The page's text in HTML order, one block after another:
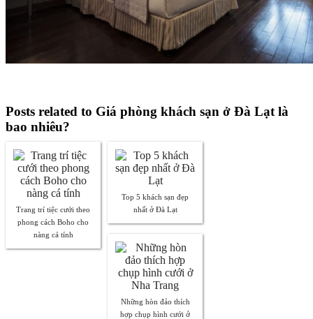
Posts related to Giá phòng khách sạn ở Đà Lạt là
bao nhiêu?
Trang trí tiệc cưới theo
phong cách Boho cho
nàng cá tính
Top 5 khách sạn đẹp
nhất ở Đà Lạt
Những hòn đảo thích
hợp chụp hình cưới ở